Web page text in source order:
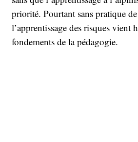
priorité. Pourtant sans pratique
l’apprentissage des risques vient
fondements de la pédagogie.